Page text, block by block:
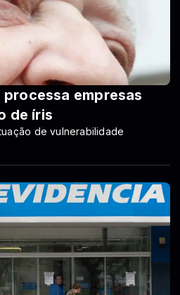
empresas
de íris
de vulnerabilidade